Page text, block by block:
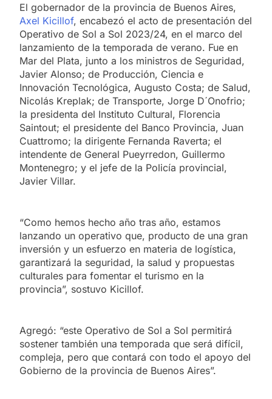
El gobernador de la provincia de Buenos Aires,
Axel Kicillof, encabezó el acto de presentación del
Operativo de Sol a Sol 2023/24, en el marco del
lanzamiento de la temporada de verano. Fue en
Mar del Plata, junto a los ministros de Seguridad,
Javier Alonso; de Producción, Ciencia e
Innovación Tecnológica, Augusto Costa; de Salud,
Nicolás Kreplak; de Transporte, Jorge D´Onofrio;
la presidenta del Instituto Cultural, Florencia
Saintout; el presidente del Banco Provincia, Juan
Cuattromo; la dirigente Fernanda Raverta; el
intendente de General Pueyrredon, Guillermo
Montenegro; y el jefe de la Policía provincial,
Javier Villar.
“Como hemos hecho año tras año, estamos
lanzando un operativo que, producto de una gran
inversión y un esfuerzo en materia de logística,
garantizará la seguridad, la salud y propuestas
culturales para fomentar el turismo en la
provincia”, sostuvo Kicillof.
Agregó: “este Operativo de Sol a Sol permitirá
sostener también una temporada que será difícil,
compleja, pero que contará con todo el apoyo del
Gobierno de la provincia de Buenos Aires”.